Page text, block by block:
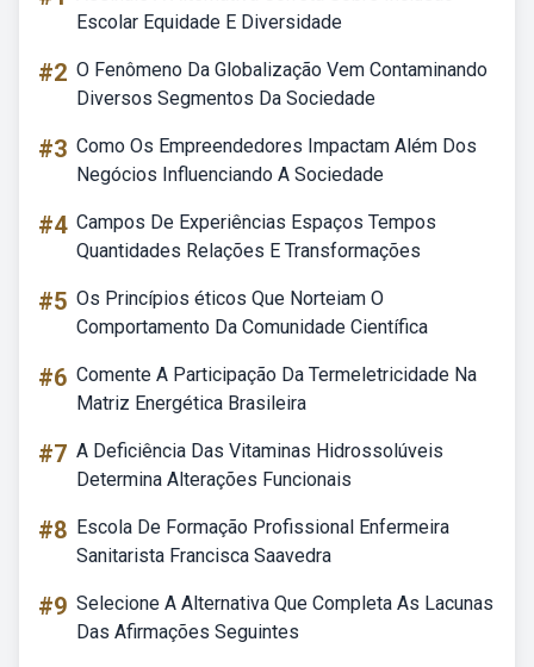
Escolar Equidade E Diversidade
#2 O Fenômeno Da Globalização Vem Contaminando
Diversos Segmentos Da Sociedade
#3 Como Os Empreendedores Impactam Além Dos
Negócios Influenciando A Sociedade
#4 Campos De Experiências Espaços Tempos
Quantidades Relações E Transformações
#5 Os Princípios éticos Que Norteiam O
Comportamento Da Comunidade Científica
#6 Comente A Participação Da Termeletricidade Na
Matriz Energética Brasileira
#7 A Deficiência Das Vitaminas Hidrossolúveis
Determina Alterações Funcionais
#8 Escola De Formação Profissional Enfermeira
Sanitarista Francisca Saavedra
#9 Selecione A Alternativa Que Completa As Lacunas
Das Afirmações Seguintes